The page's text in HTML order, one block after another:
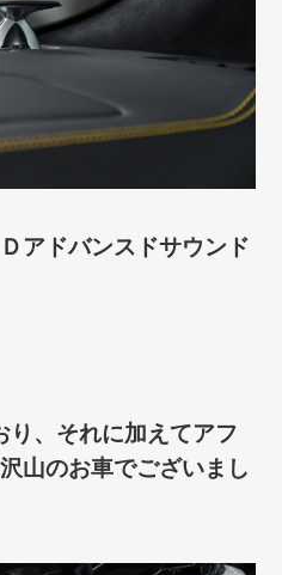
アドバンスドサウンド
り、それに加えてアフ
山のお車でございまし